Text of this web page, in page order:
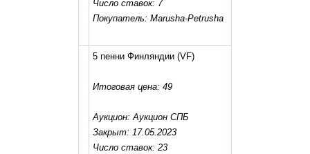
Число ставок: 7
Покупатель: Marusha-Petrusha
5 пенни Финляндии (VF)
Итоговая цена: 49
Аукцион: Аукцион СПБ
Закрыт: 17.05.2023
Число ставок: 23